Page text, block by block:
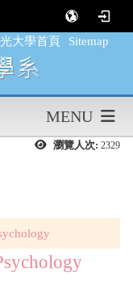
大學首頁 Sitemap
MENU
瀏覽人次: 2329